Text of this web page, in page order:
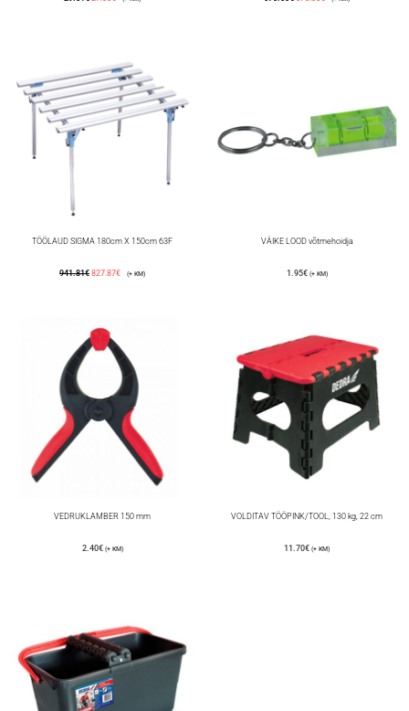
TÖÖLAUD SIGMA 180cm X 150cm 63F
941.81€ 827.87€ (+ KM)
VÄIKE LOOD võtmehoidja
1.95€ (+ KM)
VEDRUKLAMBER 150 mm
2.40€ (+ KM)
VOLDITAV TÖÖPINK/TOOL, 130 kg, 22 cm
11.70€ (+ KM)